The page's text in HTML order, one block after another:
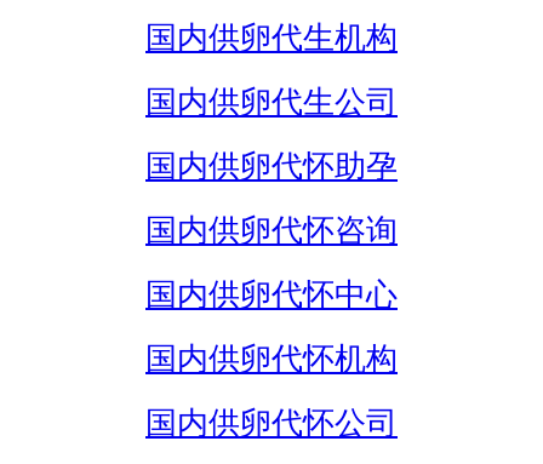
国内供卵代生机构
国内供卵代生公司
国内供卵代怀助孕
国内供卵代怀咨询
国内供卵代怀中心
国内供卵代怀机构
国内供卵代怀公司